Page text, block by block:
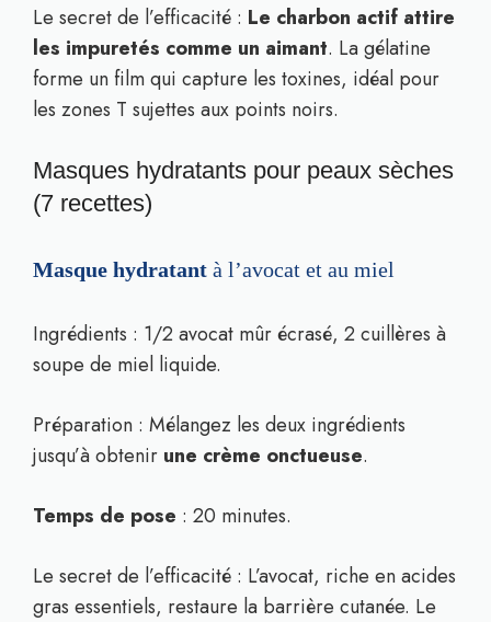
Le secret de l’efficacité : Le charbon actif attire
les impuretés comme un aimant. La gélatine
forme un film qui capture les toxines, idéal pour
les zones T sujettes aux points noirs.
Masques hydratants pour peaux sèches
(7 recettes)
Masque hydratant à l’avocat et au miel
Ingrédients : 1/2 avocat mûr écrasé, 2 cuillères à
soupe de miel liquide.
Préparation : Mélangez les deux ingrédients
jusqu’à obtenir une crème onctueuse.
Temps de pose : 20 minutes.
Le secret de l’efficacité : L’avocat, riche en acides
gras essentiels, restaure la barrière cutanée. Le